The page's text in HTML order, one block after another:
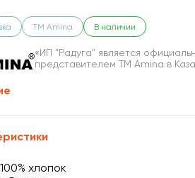
ТМ Amina В наличии
«ИП "Радуга" является
представителем TM Amina в
100% хлопок